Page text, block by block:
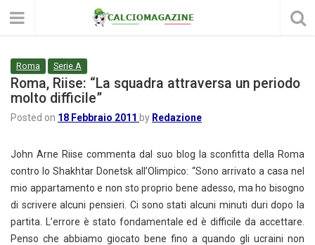
Roma Serie A
Roma, Riise: “La squadra attraversa un periodo
molto difficile”
Posted on 18 Febbraio 2011 by Redazione
John Arne Riise commenta dal suo blog la sconfitta della Roma
contro lo Shakhtar Donetsk all’Olimpico: “Sono arrivato a casa nel
mio appartamento e non sto proprio bene adesso, ma ho bisogno
di scrivere alcuni pensieri. Ci sono stati alcuni minuti duri dopo la
partita.
L’errore è stato fondamentale ed è difficile da accettare.
Penso che abbiamo giocato bene fino a quando gli ucraini non